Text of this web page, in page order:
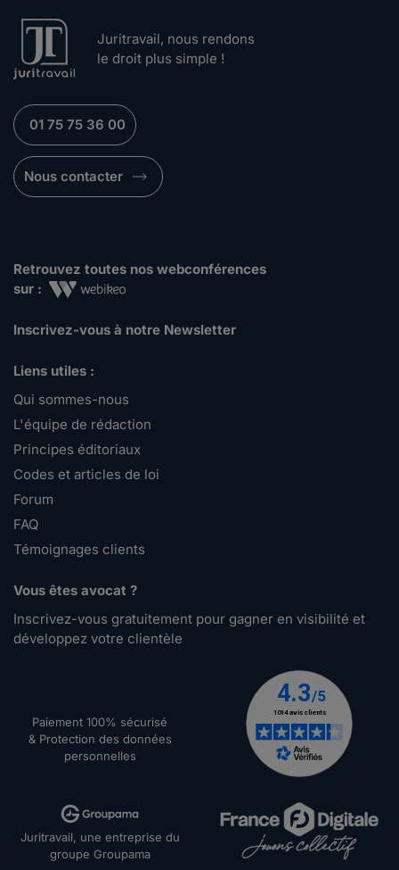
Juritravail, nous rendons
le droit plus simple !
01 75 75 36 00
Nous contacter
Retrouvez toutes nos webconférences
sur :
Inscrivez-vous à notre Newsletter
Liens utiles :
Qui sommes-nous
L'équipe de rédaction
Principes éditoriaux
Codes et articles de loi
Forum
FAQ
Témoignages clients
Vous êtes avocat ?
Inscrivez-vous gratuitement pour gagner en visibilité et
développez votre clientèle
Paiement 100% sécurisé
& Protection des données
personnelles
Juritravail, une entreprise du
groupe Groupama